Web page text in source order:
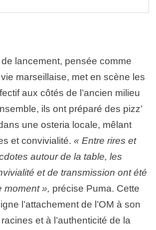
lancement, pensée comme
marseillaise, met en scène les
aux côtés de l’ancien milieu
ils ont préparé des pizz’
une osteria locale, mêlant
et convivialité. « Entre rires et
autour de la table, les
et de transmission ont été
», précise Puma. Cette
l’attachement de l’OM à son
et à l’authenticité de la